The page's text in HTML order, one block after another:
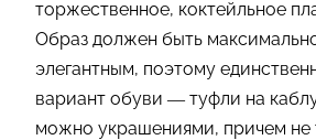
торжественное, коктейльное
Образ должен быть
элегантным, поэтому
вариант обуви — туфли на
можно украшениями, причем не